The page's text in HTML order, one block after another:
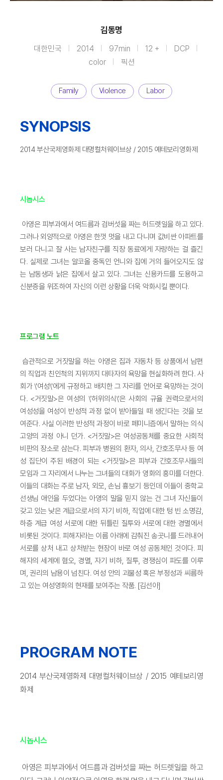
김동명
대한민국 2014 97min 12 +
DCP
color
픽션
Family Violence Labor
SYNOPSIS
2014 부산국제영화제 대명컬처웨이브상 / 2015 예테보리영화제
시놉시스
아영은 피부과에서 여드름과 검버섯을 짜는 허드렛일을 하고 있다.
그러나 외양적으로 아영은 한껏 멋을 내고 다니며 값비싼 아파트를
보러 다니고 잘 사는 남자친구를 직장 동료에게 자랑하는 걸 즐긴
다. 실제로 그녀는 알코올 중독인 언니와 집에 거의 들어오지도 않
는 남동생과 낡은 집에서 살고 있다. 그녀는 신용카드를 도용하고
신분증을 위조하여 자신의 이런 상황을 더욱 악화시킬 뿐이다.
프로그램 노트
습관적으로 거짓말을 하는 아영은 집과 자동차 등 상품에서 남편
의 직업과 친인척의 지위까지 대타자의 욕망을 현실화하려 한다. 사
회가 \'여성\'에게 규정하고 배치한 그 자리를 언어로 욕망하는 것이
다. <거짓말>은 여성의 \'허위의식\'은 사회의 규율 권력으로서의
여성성을 여성이 반성적 과정 없이 받아들일 때 생긴다는 것을 보
여준다. 사실 이러한 반성적 과정이 바로 페미니즘에서 말하는 의식
고양의 과정 아니 던가. <거짓말>은 여성공동체를 중요한 사회적
비판의 장소로 삼는다. 피부과 병원의 환자, 의사, 간호조무사 등 여
성 집단이 주된 배경이 되는 <거짓말>은 피부과 간호조무사들의
모임과 그 자리에서 나누는 그녀들의 대화가 영화의 흥미를 더한다.
이들의 대화는 주로 남자, 외모, 손님 흉보기 등인데 이들이 중학교
선생님 애인을 두었다는 아영의 말을 믿지 않는 건 그녀 자신들이
갖고 있는 낮은 계급으로서의 자기 비하, 직업에 대한 텅 빈 소명감,
하층 계급 여성 서로에 대한 뒤틀린 질투와 서로에 대한 경멸에서
비롯된 것이다. 피해자라는 이름 아래에 감춰진 송곳니를 드러내어
서로를 상처 내고 상처받는 현장이 바로 여성 공동체인 것이다. 피
해자의 세계에 혐오, 경멸, 자기 비하, 질투, 경쟁심이 파도를 이루
며, 권리의 남용이 넘친다. 여성 안의 괴물성 혹은 부정성과 씨름하
고 있는 여성영화의 현재를 보여주는 작품. [김선아]
PROGRAM NOTE
2014 부산국제영화제 대명컬처웨이브상 / 2015 예테보리영
화제
시놉시스
아영은 피부과에서 여드름과 검버섯을 짜는 허드렛일을 하고